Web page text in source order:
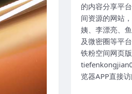
的内容分享平
间资源的网站
姨、李漂亮、
及微密圈等平
铁粉空间网页版
览器APP直接访